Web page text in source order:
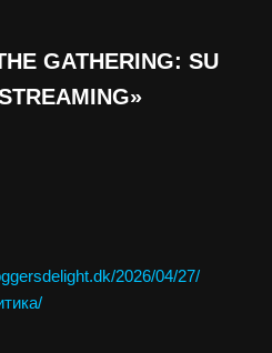
GATHERING: SU
2026/04/27/